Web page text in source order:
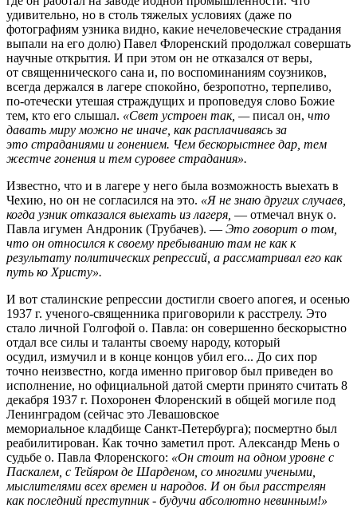
удивительно, но в столь тяжелых условиях (даже по
фотографиям узника видно, какие нечеловеческие страдания
выпали на его долю) Павел Флоренский продолжал совершать
научные открытия. И при этом он не отказался от веры,
от священнического сана и, по воспоминаниям соузников,
всегда держался в лагере спокойно, безропотно, терпеливо,
по-отечески утешая страждущих и проповедуя слово Божие
тем, кто его слышал. «Свет устроен так, —писал он, что
давать миру можно не иначе, как расплачиваясь за
это страданиями и гонением. Чем бескорыстнее дар, тем
жестче гонения и тем суровее страдания».
Известно, что и в лагере у него была возможность выехать в
Чехию, но он не согласился на это. «Я не знаю других случаев,
когда узник отказался выехать из лагеря, — отмечал внук о.
Павла игумен Андроник (Трубачев). — Это говорит о том,
что он относился к своему пребыванию там не как к
результату политических репрессий, а рассматривал его как
путь ко Христу».
И вот сталинские репрессии достигли своего апогея, и осенью
1937 г. ученого-священника приговорили к расстрелу. Это
стало личной Голгофой о. Павла: он совершенно бескорыстно
отдал все силы и таланты своему народу, который
осудил, измучил и в конце концов убил его... До сих пор
точно неизвестно, когда именно приговор был приведен во
исполнение, но официальной датой смерти принято считать 8
декабря 1937 г. Похоронен Флоренский в общей могиле под
Ленинградом (сейчас это Левашовское
мемориальное кладбище Санкт-Петербурга); посмертно был
реабилитирован. Как точно заметил прот. Александр Мень о
судьбе о. Павла Флоренского: «Он стоит на одном уровне с
Паскалем, с Тейяром де Шарденом, со многими учеными,
мыслителями всех времен и народов. И он был расстрелян
как последний преступник - будучи абсолютно невинным!»